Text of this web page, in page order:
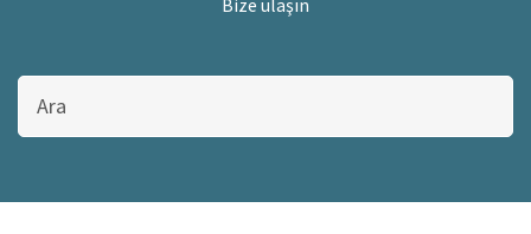
Bu
sitede
ara